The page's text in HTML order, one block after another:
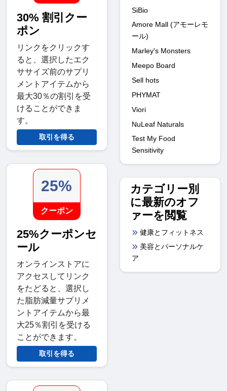
30% 割引クー
ポン
リンクをクリックす
ると、選択したエク
ササイズ前のサプリ
メントアイテムから
最大30％の割引を受
けることができま
す。
取引を得る
25%
クーポン
25%クーポンセ
ール
オンラインストアに
アクセスしてリンク
をたどると、選択し
た脂肪減量サプリメ
ントアイテムから最
大25％割引を受ける
ことができます。
取引を得る
SiBio
Amore Mall (アモーレモ
ール)
Marley's Monsters
Meepo Board
Sell hots
PHYMAT
Viori
NuLeaf Naturals
Test My Food
Sensitivity
カテゴリー別
に最新のオフ
ァーを閲覧
健康とフィットネス
美容とパーソナルケ
ア